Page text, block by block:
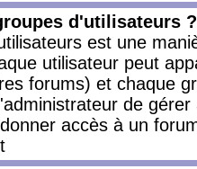
d'utilisateurs ?
est une
utilisateur peut
forums) et chaque
de
accès à un